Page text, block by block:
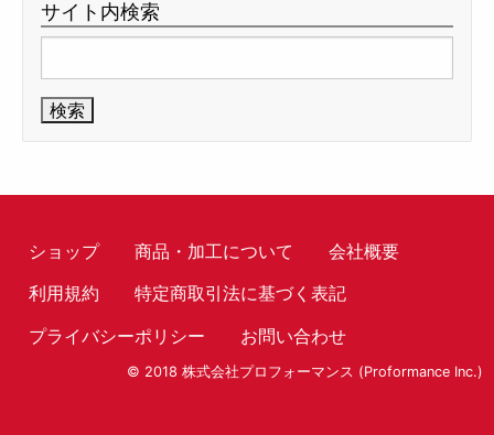
サイト内検索
索:
ショップ 商品・加工について
会社概要
利用規約
特定商取引法に基づく表記
プライバシーポリシー
お問い合わせ
© 2018 株式会社プロフォーマンス (Proformance Inc.)